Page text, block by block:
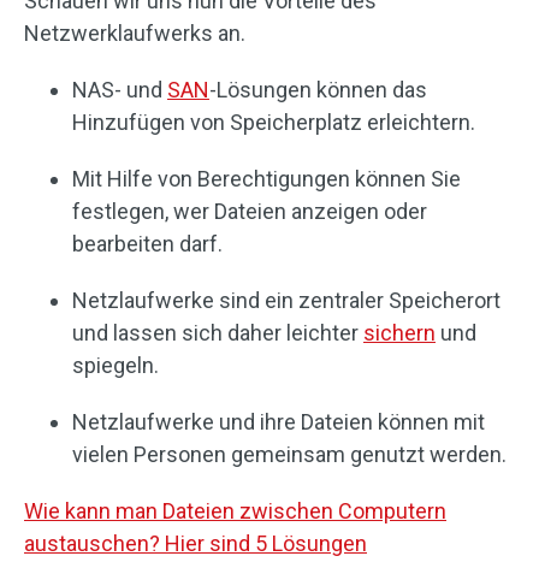
Netzwerklaufwerks an.
NAS- und SAN-Lösungen können das
Hinzufügen von Speicherplatz erleichtern.
Mit Hilfe von Berechtigungen können Sie
festlegen, wer Dateien anzeigen oder
bearbeiten darf.
Netzlaufwerke sind ein zentraler Speicherort
und lassen sich daher leichter sichern und
spiegeln.
Netzlaufwerke und ihre Dateien können mit
vielen Personen gemeinsam genutzt werden.
Wie kann man Dateien zwischen Computern
austauschen? Hier sind 5 Lösungen